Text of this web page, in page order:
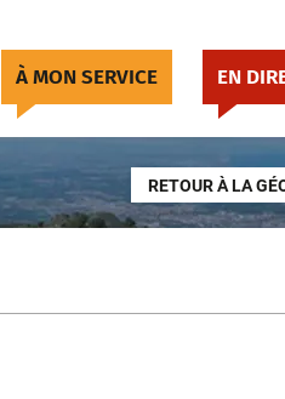
À MON SERVICE EN
RETOUR À LA